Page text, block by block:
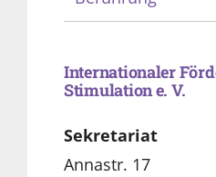
Internationaler
Stimulation e. V.
Sekretariat
Annastr. 17